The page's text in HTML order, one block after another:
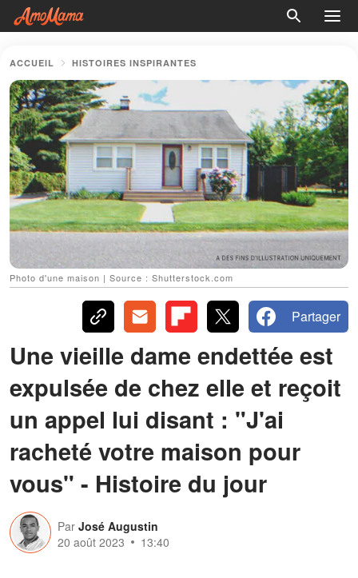
ACCUEIL HISTOIRES INSPIRANTES
Photo d'une maison | Source : Shutterstock.com
Partager
Une vieille dame endettée est
expulsée de chez elle et reçoit
un appel lui disant : "J'ai
racheté votre maison pour
vous" - Histoire du jour
Par José Augustin
20 août 2023
13:40